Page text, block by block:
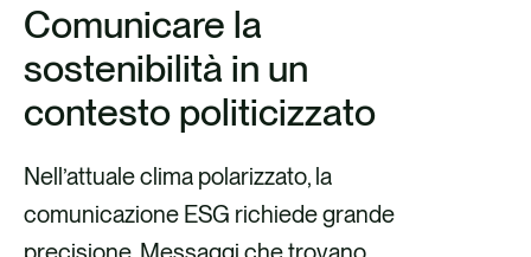
Comunicare la
sostenibilità in un
contesto politicizzato
Nell’attuale clima polarizzato, la
comunicazione ESG richiede grande